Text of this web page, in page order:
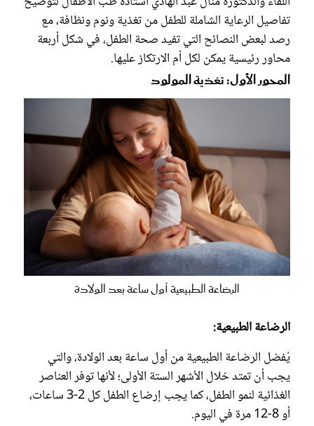
تفاصيل الرعاية الشاملة للطفل من تغذية ونوم ونظافة، مع
رصد لبعض النصائح التي تفيد صحة الطفل، في شكل أربعة
محاور رئيسية يمكن لكل أم الارتكاز عليها.
المحور الأول: تغذية المولود
الرضاعة الطبيعية أول ساعة بعد الولادة
الرضاعة الطبيعية:
يُفضل الرضاعة الطبيعية من أول ساعة بعد الولادة، والتي
يجب أن تمتد خلال الأشهر الستة الأولى؛ لأنها توفر العناصر
الغذائية لنمو الطفل، كما يجب إرضاع الطفل كل 2-3 ساعات،
أو 8-12 مرة في اليوم.